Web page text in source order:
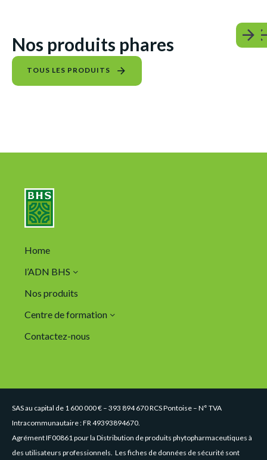
Nos produits phares
TOUS LES PRODUITS
Home
l’ADN BHS
Nos produits
Centre de formation
Contactez-nous
SAS au capital de 1 600 000 € – 393 894 670 RCS Pontoise – N° TVA
Intracommunautaire : FR 49393894670.
Agrément IF00861 pour la Distribution de produits phytopharmaceutiques à
des utilisateurs professionnels. Les fiches de données de sécurité sont